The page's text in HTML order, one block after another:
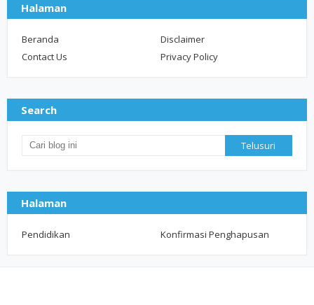
Halaman
Beranda
Disclaimer
Contact Us
Privacy Policy
Search
Halaman
Pendidikan Konfirmasi Penghapusan